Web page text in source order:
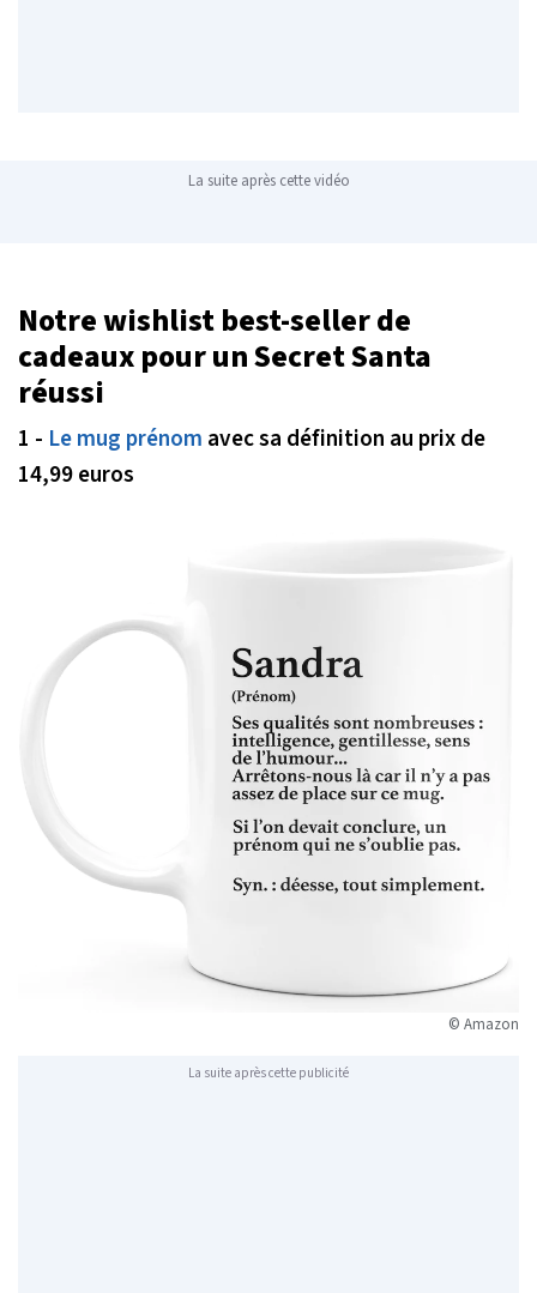
La suite après cette vidéo
Notre wishlist best-seller de
cadeaux pour un Secret Santa
réussi
1 - Le mug prénom avec sa définition au prix de
14,99 euros
© Amazon
La suite après cette publicité